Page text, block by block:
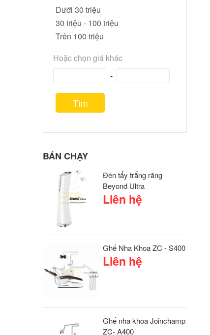
Dưới 30 triệu
30 triệu - 100 triệu
Trên 100 triệu
Hoặc chọn giá khác
-
Tìm
BÁN CHẠY
Đèn tẩy trắng răng
Beyond Ultra
Liên hệ
Ghế Nha Khoa ZC - S400
Liên hệ
Ghế nha khoa Joinchamp
ZC- A400